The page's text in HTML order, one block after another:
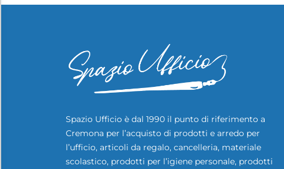
Spazio Ufficio è dal 1990 il punto di riferimento a
Cremona per l’acquisto di prodotti e arredo per
l’ufficio, articoli da regalo, cancelleria, materiale
scolastico, prodotti per l’igiene personale, prodotti